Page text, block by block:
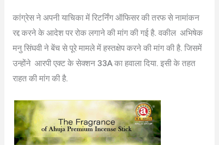
कांग्रेस ने अपनी याचिका में रिटर्निंग ऑफिसर की तरफ से नामांकन
रद्द करने के आदेश पर रोक लगाने की मांग की गई है. वकील अभिषेक
मनु सिंघवी ने बेंच से पूरे मामले में हस्तक्षेप करने की मांग की है. जिसमें
उन्‍होंने आरपी एक्ट के सेक्शन 33A का हवाला दिया. इसी के तहत
राहत की मांग की है.